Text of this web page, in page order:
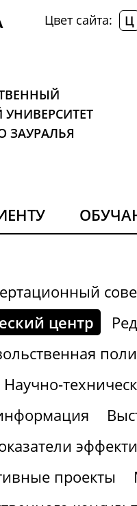
Цвет сайта: Ц
ЗАУРАЛЬЯ
центр
Научно-
проекты